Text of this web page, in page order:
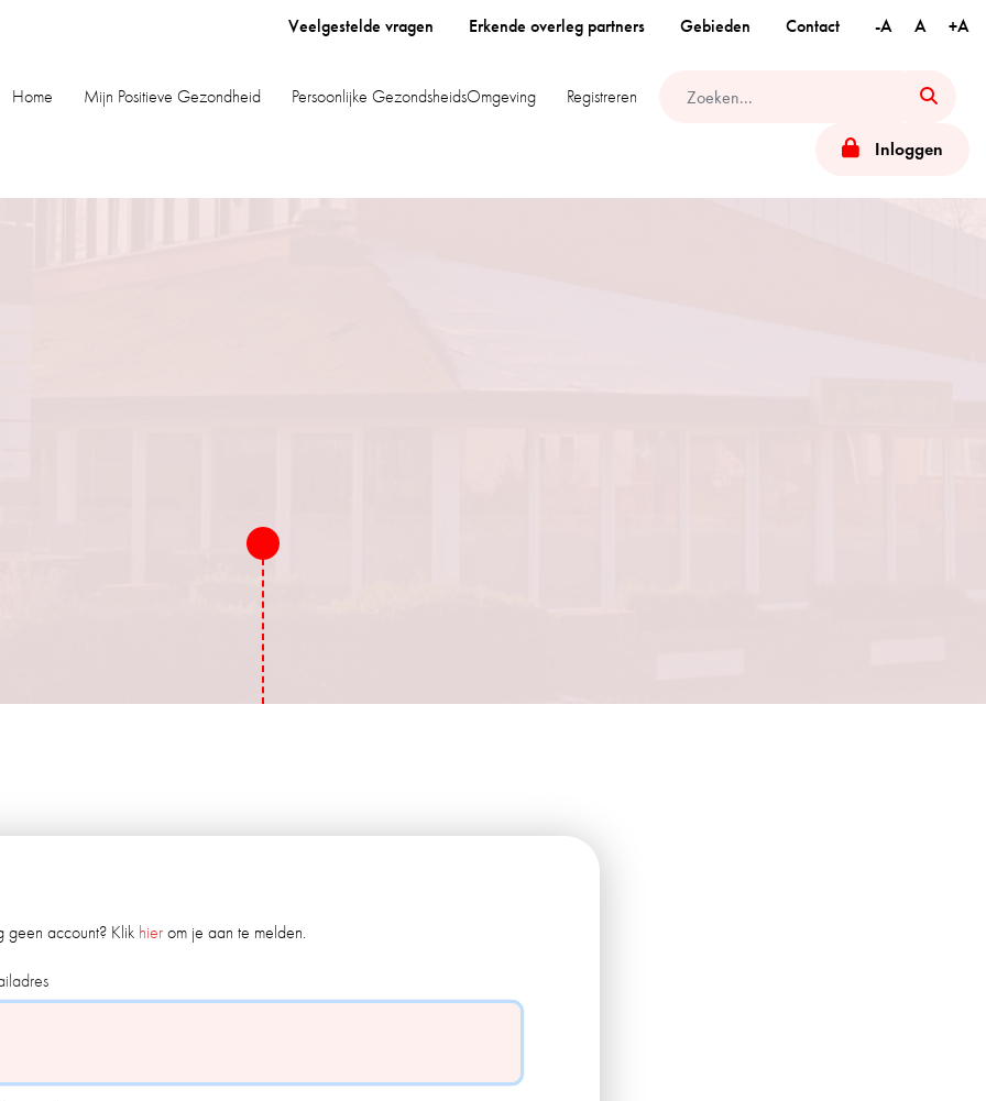
Veelgestelde vragen Erkende overleg partners Gebieden Contact -A A +A
Home Mijn Positieve Gezondheid Persoonlijke GezondsheidsOmgeving Registreren
Inloggen
geen account? Klik hier om je aan te melden.